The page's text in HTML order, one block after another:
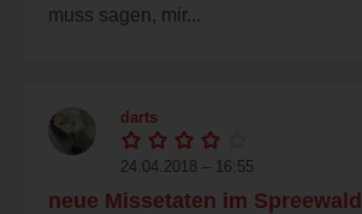
muss sagen, mir...
darts
24.04.2018 – 16:55
neue Missetaten im Spreewald